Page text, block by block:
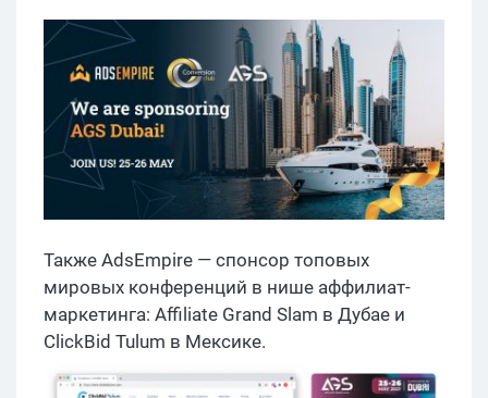
Также AdsEmpire — спонсор топовых
мировых конференций в нише аффилиат-
маркетинга: Affiliate Grand Slam в Дубае и
ClickBid Tulum в Мексике.